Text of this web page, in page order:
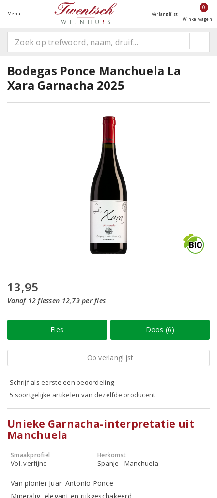
Menu Verlanglijst
0
Winkelwagen
Bodegas Ponce Manchuela La
Xara Garnacha 2025
13,95
Vanaf 12 flessen 12,79 per fles
Fles Doos (6)
Op verlanglijst
Schrijf als eerste een beoordeling
5 soortgelijke artikelen van dezelfde producent
Unieke Garnacha-interpretatie uit
Manchuela
Smaakprofiel
Vol, verfijnd
Herkomst
Spanje - Manchuela
Van pionier Juan Antonio Ponce
Mineralig, elegant en rijkgeschakeerd